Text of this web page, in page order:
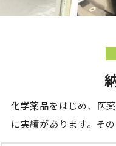
化学薬品をはじめ、医
に実績があります。そ